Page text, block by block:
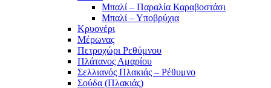
Μπαλί – Παραλία Καραβοστάσι
Μπαλί – Υποβρύχια
Κρυονέρι
Μέρωνας
Πετροχώρι Ρεθύμνου
Πλάτανος Αμαρίου
Σελλιανός Πλακιάς – Ρέθυμνο
Σούδα (Πλακιάς)